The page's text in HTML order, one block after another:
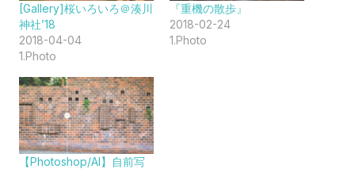
[Gallery]桜いろいろ＠湊川
神社’18
2018-04-04
1.Photo
『重機の散歩』
2018-02-24
1.Photo
【Photoshop/AI】自前写